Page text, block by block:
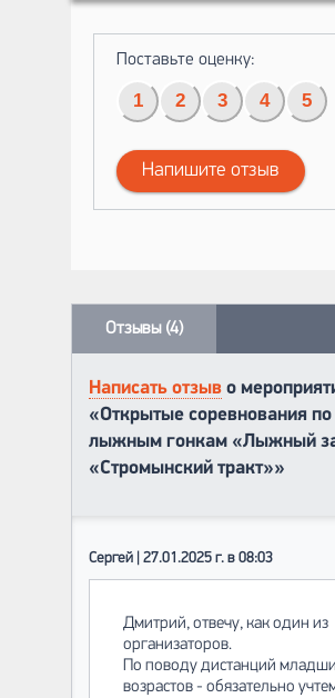
Поставьте оценку:
1 2 3 4 5
Напишите отзыв
Отзывы (4)
Написать отзыв о
«Открытые соревнования по
лыжным гонкам «Лыжный
«Стромынский тракт»»
Сергей | 27.01.2025 г. в 08:03
Дмитрий, отвечу, как один из
организаторов.
По поводу дистанций
возрастов - обязательно